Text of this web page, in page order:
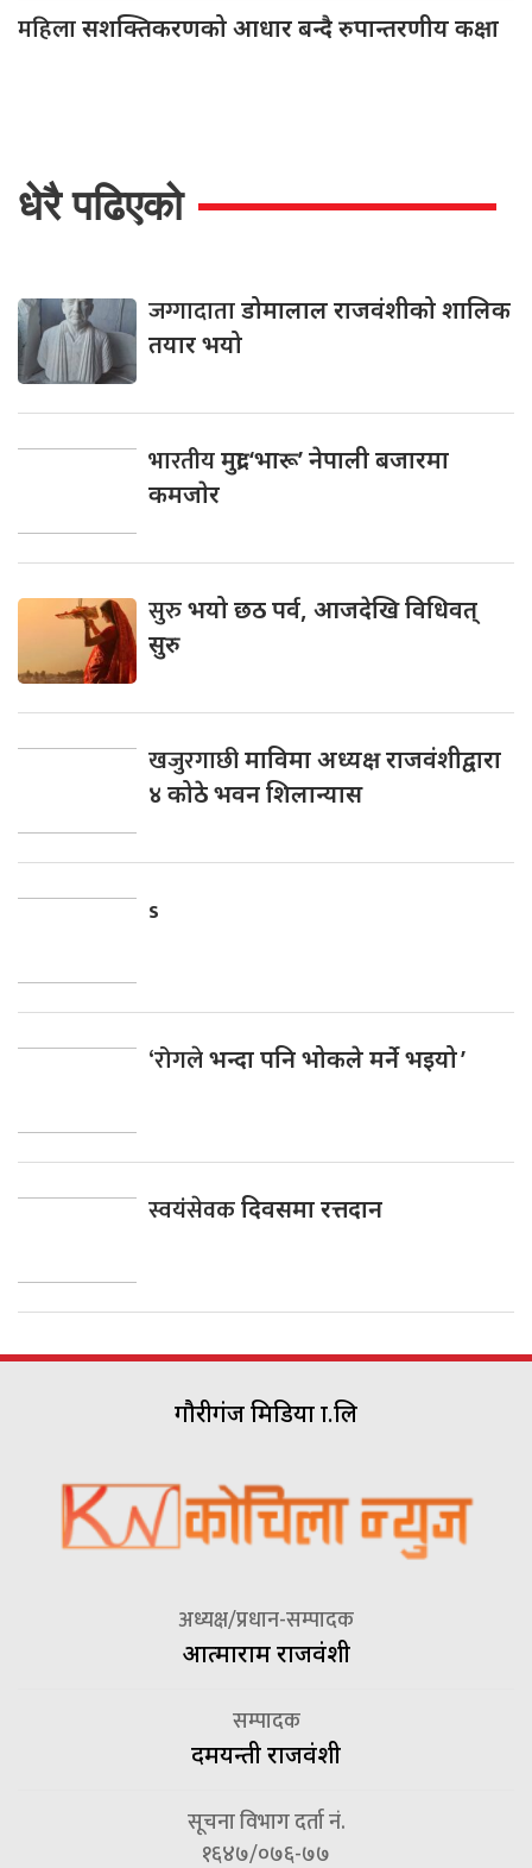
महिलासशक्तिकरणको आधार बन्दै रुपान्तरणीय कक्षा
धेरै पढिएको
जग्गादाताडोमालाल राजवंशीको शालिक
तयार भयो
भारतीयमुद्रा ‘भारू’ नेपाली बजारमा
कमजाेर
सुरुभयो छठ पर्व, आजदेखि विधिवत्
सुरु
खजुरगाछीमाविमा अध्यक्ष राजवंशीद्वारा
४ कोठे भवन शिलान्यास
s
‘रोगलेभन्दा पनि भोकले मर्ने भइयो ’
स्वयंसेवकदिवसमा रत्तदान
गौरीगंज मिडिया प्रा.लि
अध्यक्ष/प्रधान-सम्पादक
आत्माराम राजवंशी
सम्पादक
दमयन्ती राजवंशी
सूचना विभाग दर्ता नं.
१६४७/०७६-७७